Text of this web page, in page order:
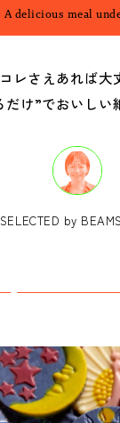
A delicious meal
コレさえあれば大
け”でおいしい
SELECTED by
マーケットの食専
の本質が分かる、出